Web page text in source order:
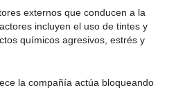
externos que conducen a la
incluyen el uso de tintes y
químicos agresivos, estrés y
la compañía actúa bloqueando